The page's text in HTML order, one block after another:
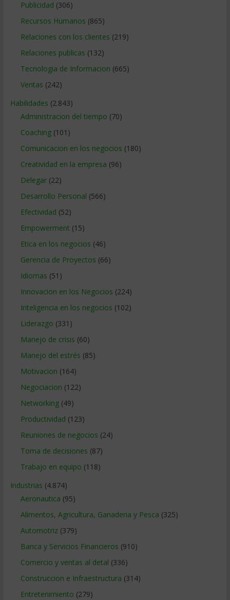
Publicidad (306)
Recursos Humanos (865)
Relaciones con los clientes (219)
Relaciones publicas (132)
Tecnologia de Informacion (665)
Ventas (242)
Habilidades (2.843)
Administracion del tiempo (70)
Coaching(101)
Comunicacion en los negocios (180)
Creatividad en la empresa (96)
Delegar(22)
Desarrollo Personal (566)
Efectividad (52)
Empowerment (15)
Etica en los negocios (46)
Gerencia de Proyectos (66)
Idiomas (51)
Innovacion en los Negocios (224)
Inteligencia en los negocios (102)
Liderazgo (331)
Manejo de crisis (60)
Manejo del estrés (85)
Motivacion (164)
Negociacion (122)
Networking(49)
Productividad (123)
Reuniones de negocios (24)
Toma de decisiones (87)
Trabajo en equipo (118)
Industrias (4.874)
Aeronautica (95)
Alimentos, Agricultura, Ganaderia y Pesca (325)
Automotriz(379)
Banca y Servicios Financieros (910)
Comercio y ventas al detal (336)
Construccion e Infraestructura (314)
Entretenimiento (279)